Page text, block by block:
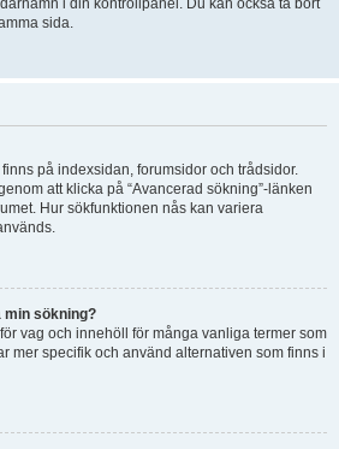
i din kontrollpanel. Du kan också ta bort
sida.
på indexsidan, forumsidor och trådsidor.
att klicka på “Avancerad sökning”-länken
Hur sökfunktionen nås kan variera
min sökning?
vag och innehöll för många vanliga termer som
mer specifik och använd alternativen som finns i